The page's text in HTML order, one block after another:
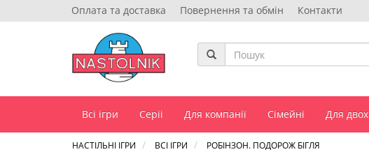
Оплата та доставка Повернення та обмін Контакти
Всі ігри Серіі Для компанії Сімейні Для двох
НАСТІЛЬНІ ІГРИ ВСІ ІГРИ РОБІНЗОН. ПОДОРОЖ БІГЛЯ